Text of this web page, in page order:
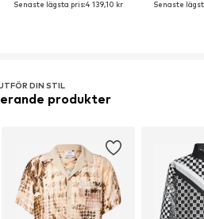
Senaste lägsta pris:4 139,10 kr
Senaste
DIN STIL
produkter